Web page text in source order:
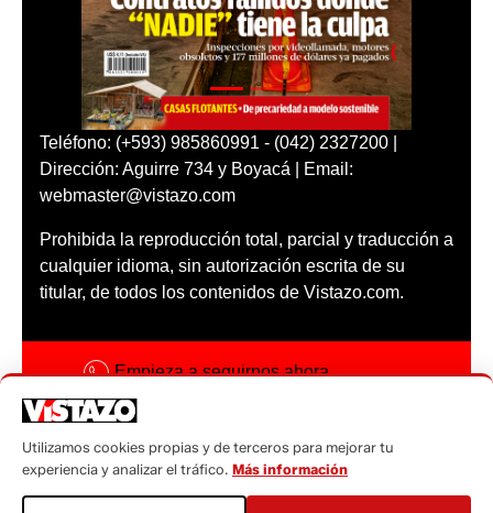
Teléfono: (+593) 985860991 - (042) 2327200 |
Dirección: Aguirre 734 y Boyacá | Email:
webmaster@vistazo.com
Prohibida la reproducción total, parcial y traducción a
cualquier idioma, sin autorización escrita de su
titular, de todos los contenidos de Vistazo.com.
Empieza a seguirnos ahora
Código ética
Sugerencias a:
Utilizamos cookies propias y de terceros para mejorar tu
experiencia y analizar el tráfico. Más información